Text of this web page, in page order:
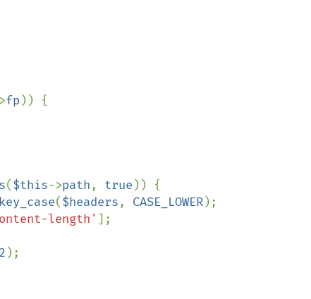
fp )) {
($this->path, true )) {
($headers, CASE_LOWER);
length' ];
);